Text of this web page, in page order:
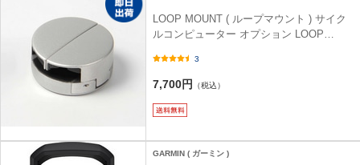
LOOP MOUNT ( ループマウント ) サイク
ルコンピューター オプション LOOP
ホルダー ( ループマイクロマウント ) シル
バー
3
7,700円 （税込）
GARMIN ( ガーミン )